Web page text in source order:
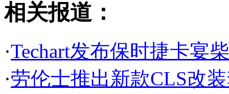
相关报道：
·Techart发布保时捷卡宴
·劳伦士推出新款CLS改